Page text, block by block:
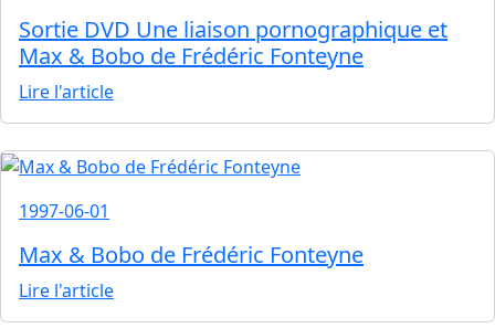
Sortie DVD Une liaison pornographique et
Max & Bobo de Frédéric Fonteyne
Lire l'article
1997-06-01
Max & Bobo de Frédéric Fonteyne
Lire l'article